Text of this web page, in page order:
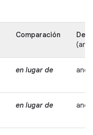
Comparación
en lugar de
en lugar de